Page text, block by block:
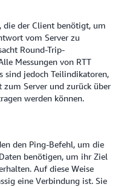
die der Client benötigt, um
vom Server zu
Round-Trip-
Messungen von RTT
sind jedoch Teilindikatoren,
Server und zurück über
werden können.
den Ping-Befehl, um die
benötigen, um ihr Ziel
Auf diese Weise
eine Verbindung ist. Sie